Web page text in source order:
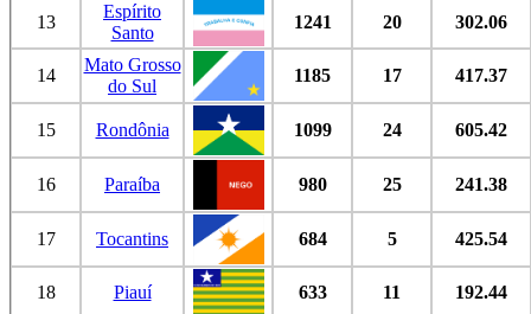
13
Espírito
Santo
1241 20 302.06
14
Mato Grosso
do Sul
1185 17 417.37
15 Rondônia 1099 24 605.42
16 Paraíba 980 25 241.38
17 Tocantins 684 5 425.54
18 Piauí 633 11 192.44